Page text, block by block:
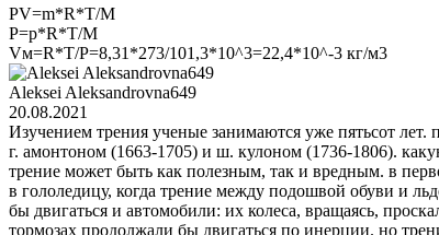
PV=m*R*T/M
P=p*R*T/M
Vм=R*T/P=8,31*273/101,3*10^3=22,4*10^-3 кг/м3
Aleksei Aleksandrovna649
20.08.2021
Изучением трения ученые занимаются уже пятьсот
г. амонтоном (1663-1705) и ш. кулоном (1736-1806).
трение может быть как полезным, так и вредным. в
в гололедицу, когда трение между подошвой обуви и
бы двигаться и автомобили: их колеса, вращаясь,
тормозах продолжали бы двигаться по инерции. но